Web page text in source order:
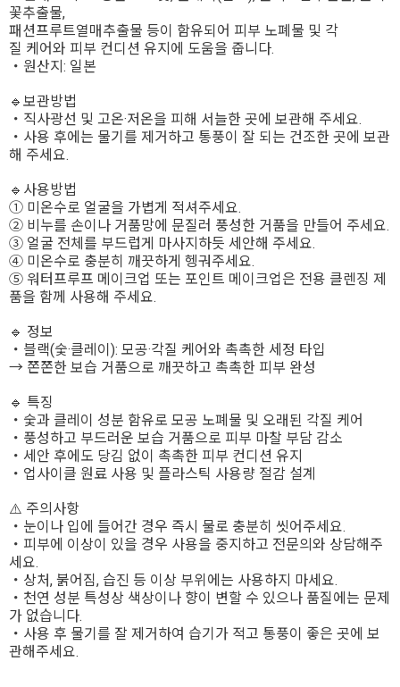
꽃추출물,
패션프루트열매추출물 등이 함유되어 피부 노폐물 및 각
질 케어와 피부 컨디션 유지에 도움을 줍니다.
・원산지: 일본
🔹보관방법
・직사광선 및 고온·저온을 피해 서늘한 곳에 보관해 주세요.
・사용 후에는 물기를 제거하고 통풍이 잘 되는 건조한 곳에 보관
해 주세요.
🔹사용방법
① 미온수로 얼굴을 가볍게 적셔주세요.
② 비누를 손이나 거품망에 문질러 풍성한 거품을 만들어 주세요.
③ 얼굴 전체를 부드럽게 마사지하듯 세안해 주세요.
④ 미온수로 충분히 깨끗하게 헹궈주세요.
⑤ 워터프루프 메이크업 또는 포인트 메이크업은 전용 클렌징 제
품을 함께 사용해 주세요.
🔹 정보
・블랙(숯·클레이): 모공·각질 케어와 촉촉한 세정 타입
→ 쫀쫀한 보습 거품으로 깨끗하고 촉촉한 피부 완성
🔹 특징
・숯과 클레이 성분 함유로 모공 노폐물 및 오래된 각질 케어
・풍성하고 부드러운 보습 거품으로 피부 마찰 부담 감소
・세안 후에도 당김 없이 촉촉한 피부 컨디션 유지
・업사이클 원료 사용 및 플라스틱 사용량 절감 설계
⚠️ 주의사항
・눈이나 입에 들어간 경우 즉시 물로 충분히 씻어주세요.
・피부에 이상이 있을 경우 사용을 중지하고 전문의와 상담해주
세요.
・상처, 붉어짐, 습진 등 이상 부위에는 사용하지 마세요.
・천연 성분 특성상 색상이나 향이 변할 수 있으나 품질에는 문제
가 없습니다.
・사용 후 물기를 잘 제거하여 습기가 적고 통풍이 좋은 곳에 보
관해주세요.